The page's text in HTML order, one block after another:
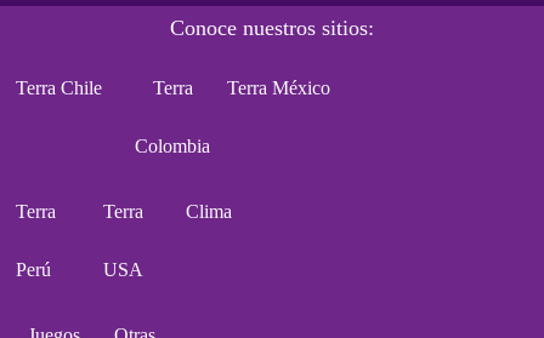
Conoce nuestros sitios:
Terra Chile Terra
Colombia
Terra México
Terra
Perú
Terra
USA
Clima